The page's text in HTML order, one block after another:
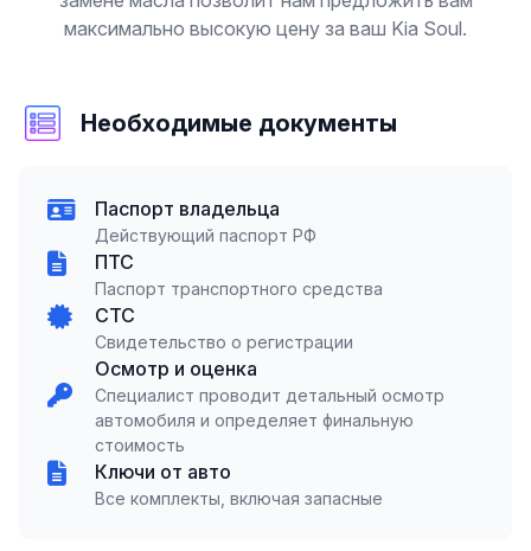
максимально высокую цену за ваш Kia Soul.
Необходимые документы
Паспорт владельца
Действующий паспорт РФ
ПТС
Паспорт транспортного средства
СТС
Свидетельство о регистрации
Осмотр и оценка
Специалист проводит детальный осмотр
автомобиля и определяет финальную
стоимость
Ключи от авто
Все комплекты, включая запасные